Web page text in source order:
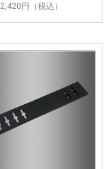
2,420円（税込）